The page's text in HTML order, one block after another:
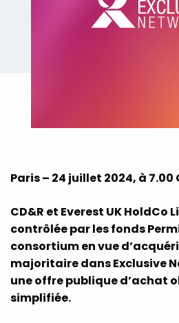
Paris – 24 juillet 2024, à 7.00
CD&R et Everest UK HoldCo
contrôlée par les fonds
consortium en vue
majoritaire dans Exclusive
une offre publique d’achat
simplifiée.